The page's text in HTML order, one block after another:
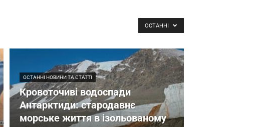
ОСТАННІ
ОСТАННІ НОВИНИ ТА СТАТТІ
Кровоточиві водоспади
Антарктиди: стародавнє
морське життя в ізольованому